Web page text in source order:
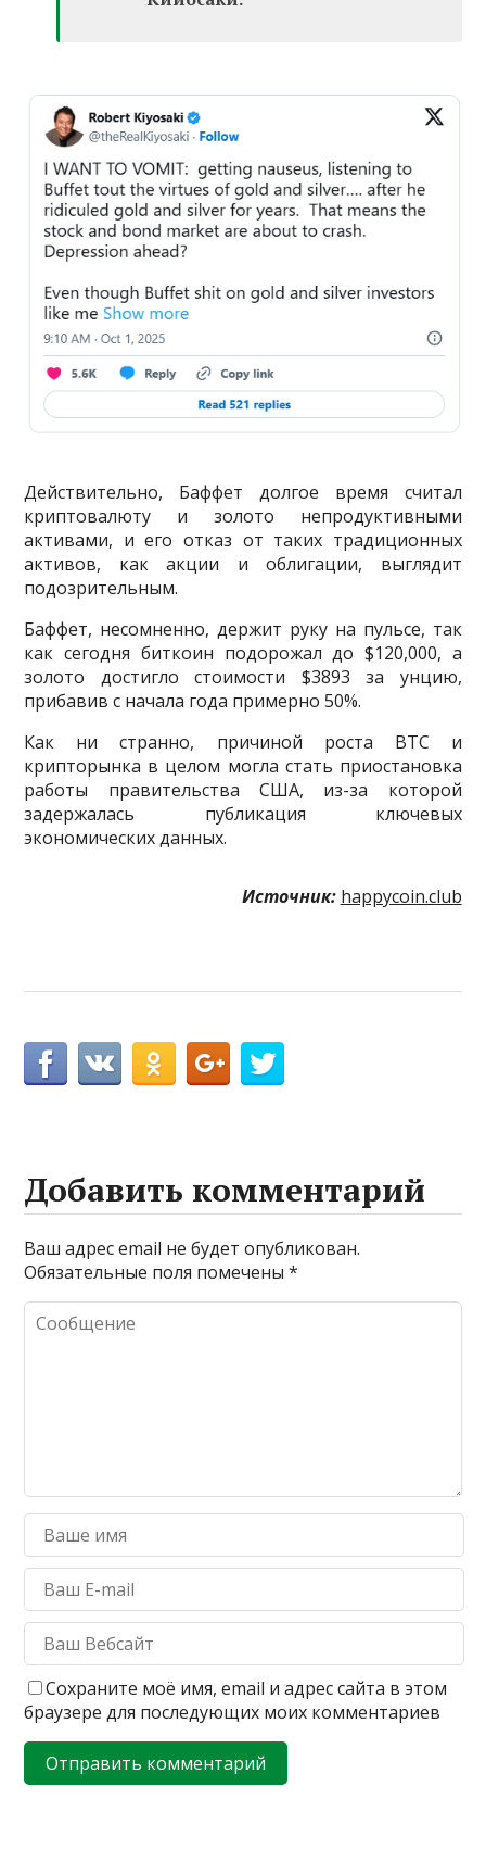
Действительно, Баффет долгое время считал
криптовалюту и золото непродуктивными
активами, и его отказ от таких традиционных
активов, как акции и облигации, выглядит
подозрительным.
Баффет, несомненно, держит руку на пульсе, так
как сегодня биткоин подорожал до $120,000, а
золото достигло стоимости $3893 за унцию,
прибавив с начала года примерно 50%.
Как ни странно, причиной роста BTC и
крипторынка в целом могла стать приостановка
работы правительства США, из-за которой
задержалась публикация ключевых
экономических данных.
Источник: happycoin.club
Добавить комментарий
Ваш адрес email не будет опубликован.
Обязательные поля помечены*
Сохраните моё имя, email и адрес сайта в этом
браузере для последующих моих комментариев